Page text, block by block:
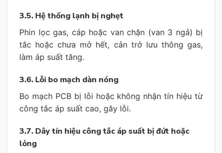
3.5. Hệ thống lạnh bị nghẹt
Phin lọc gas, cáp hoặc van chặn (van 3 ngả) bị
tắc hoặc chưa mở hết, cản trở lưu thông gas,
làm áp suất tăng.
3.6. Lỗi bo mạch dàn nóng
Bo mạch PCB bị lỗi hoặc không nhận tín hiệu từ
công tắc áp suất cao, gây lỗi.
3.7. Dây tín hiệu công tắc áp suất bị đứt hoặc
lỏng